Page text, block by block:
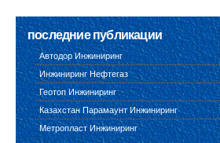
последние публикации
Автодор Инжиниринг
Инжиниринг Нефтегаз
Геотоп Инжиниринг
Казахстан Парамаунт Инжиниринг
Метропласт Инжиниринг